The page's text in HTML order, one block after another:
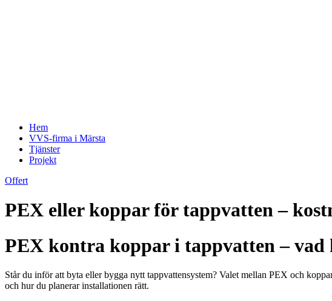
Hem
VVS-firma i Märsta
Tjänster
Projekt
Offert
PEX eller koppar för tappvatten –
PEX kontra koppar i tappvatten – vad
Står du inför att byta eller bygga nytt tappvattensystem? Valet mellan PEX och
och hur du planerar installationen rätt.